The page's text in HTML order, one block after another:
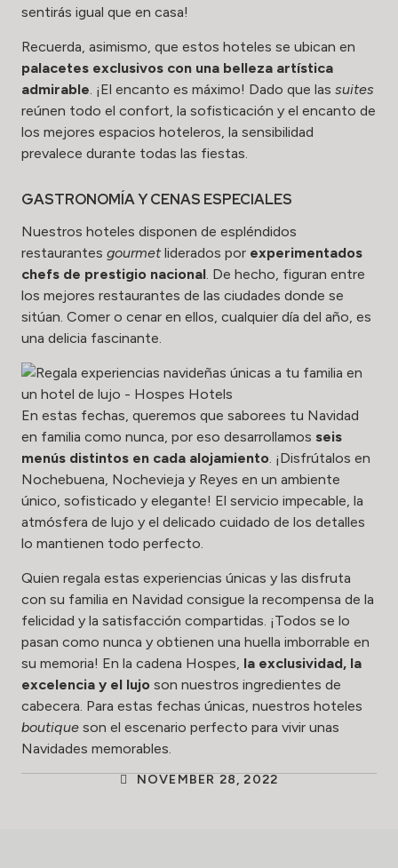
sentirás igual que en casa!
Recuerda, asimismo, que estos hoteles se ubican en
palacetes exclusivos con una belleza artística
admirable. ¡El encanto es máximo! Dado que las suites
reúnen todo el confort, la sofisticación y el encanto de
los mejores espacios hoteleros, la sensibilidad
prevalece durante todas las fiestas.
GASTRONOMÍA Y CENAS ESPECIALES
Nuestros hoteles disponen de espléndidos
restaurantes gourmetliderados por experimentados
chefs de prestigio nacional. De hecho, figuran entre
los mejores restaurantes de las ciudades donde se
sitúan. Comer o cenar en ellos, cualquier día del año, es
una delicia fascinante.
En estas fechas, queremos que saborees tu Navidad
en familia como nunca, por eso desarrollamos seis
menús distintos en cada alojamiento. ¡Disfrútalos en
Nochebuena, Nochevieja y Reyes en un ambiente
único, sofisticado y elegante! El servicio impecable, la
atmósfera de lujo y el delicado cuidado de los detalles
lo mantienen todo perfecto.
Quien regala estas experiencias únicas y las disfruta
con su familia en Navidad consigue la recompensa de la
felicidad y la satisfacción compartidas. ¡Todos se lo
pasan como nunca y obtienen una huella imborrable en
su memoria! En la cadena Hospes, la exclusividad, la
excelencia y el lujo son nuestros ingredientes de
cabecera. Para estas fechas únicas, nuestros hoteles
boutique son el escenario perfecto para vivir unas
Navidades memorables.
NOVEMBER 28, 2022